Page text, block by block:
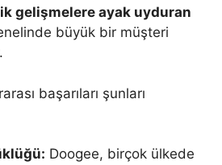
gelişmelere ayak uyduran
büyük bir müşteri
başarıları şunları
Doogee, birçok ülkede